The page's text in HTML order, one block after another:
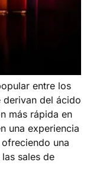
entre los
derivan del ácido
más rápida en
una experiencia
una
sales de